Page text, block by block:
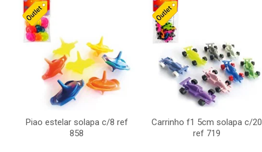
Piao estelar solapa c/8 ref
858
Carrinho f1 5cm solapa c/20
ref 719